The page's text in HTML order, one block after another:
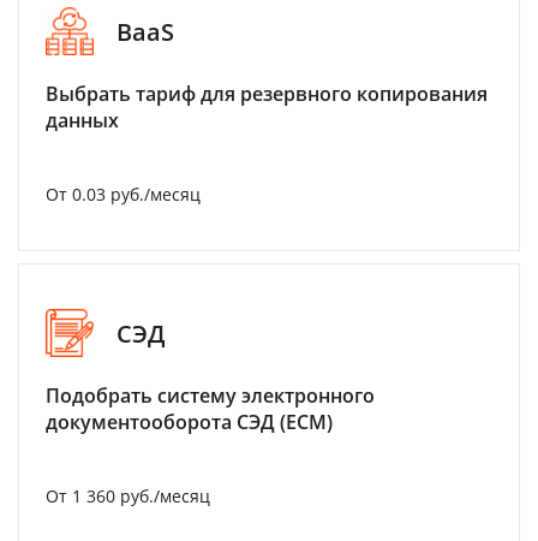
BaaS
Выбрать тариф для резервного копирования
данных
От 0.03 руб./месяц
СЭД
Подобрать систему электронного
документооборота СЭД (ECM)
От 1 360 руб./месяц